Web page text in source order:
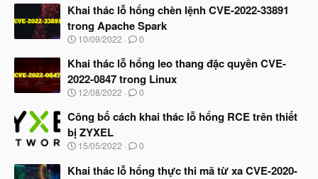
à
y
b
ắ
đ
ầ
u
Khai thác lỗ hổng chèn lệnh CVE-2022-33891
trong Apache Spark
N
à
b
ắ
đ
ầ
u
10/09/2022 0
Khai thác lỗ hổng leo thang đặc quyền CVE-
2022-0847 trong Linux
N
à
b
ắ
đ
12/08/2022 0
Công bố cách khai thác lỗ hổng RCE trên thiết
bị ZYXEL
N
à
15/05/2022 0
Khai thác lỗ hổng thực thi mã từ xa CVE-2020-